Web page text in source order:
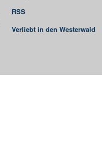
RSS
Verliebt in den Westerwald